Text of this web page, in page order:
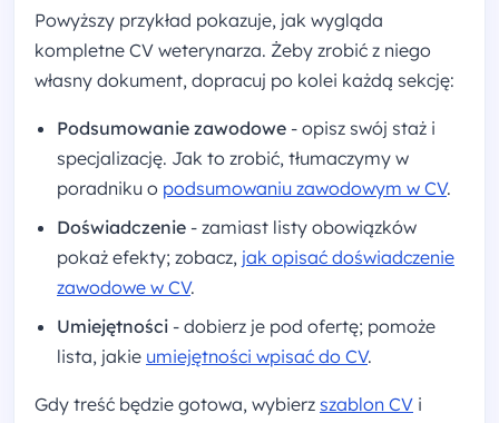
Powyższy przykład pokazuje, jak wygląda
kompletne CV weterynarza. Żeby zrobić z niego
własny dokument, dopracuj po kolei każdą sekcję:
Podsumowanie zawodowe - opisz swój staż i
specjalizację. Jak to zrobić, tłumaczymy w
poradniku o podsumowaniu zawodowym w CV.
Doświadczenie - zamiast listy obowiązków
pokaż efekty; zobacz, jak opisać doświadczenie
zawodowe w CV.
Umiejętności - dobierz je pod ofertę; pomoże
lista, jakie umiejętności wpisać do CV.
Gdy treść będzie gotowa, wybierz szablon CV i